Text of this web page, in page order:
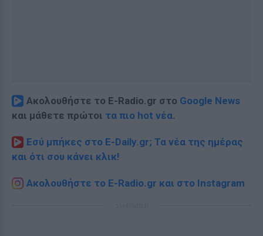
Ακολουθήστε το E-Radio.gr στο Google News
και μάθετε πρώτοι τα πιο hot νέα.
Εσύ μπήκες στο E-Daily.gr; Τα νέα της ημέρας
και ότι σου κάνει κλικ!
Ακολουθήστε το E-Radio.gr και στο Instagram